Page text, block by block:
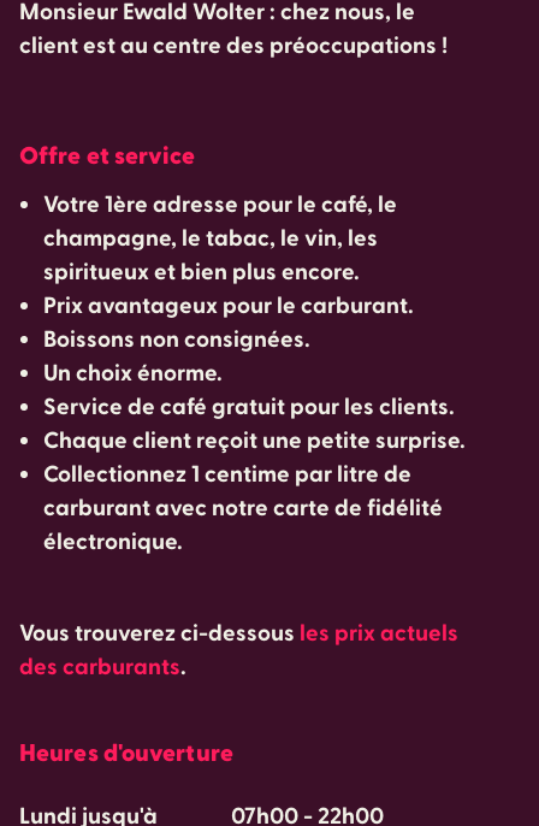
Monsieur Ewald Wolter : chez nous, le
client est au centre des préoccupations !
Offre et service
Votre 1ère adresse pour le café, le
champagne, le tabac, le vin, les
spiritueux et bien plus encore.
Prix avantageux pour le carburant.
Boissons non consignées.
Un choix énorme.
Service de café gratuit pour les clients.
Chaque client reçoit une petite surprise.
Collectionnez 1 centime par litre de
carburant avec notre carte de fidélité
électronique.
Vous trouverez ci-dessous les prix actuels
des carburants.
Heures d'ouverture
Lundi jusqu'à
07h00 - 22h00